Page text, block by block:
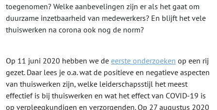
toegenomen? Welke aanbevelingen zijn er als het gaat om
duurzame inzetbaarheid van medewerkers? En blijft het vele
thuiswerken na corona ook nog de norm?
Op 11 juni 2020 hebben we de eerste onderzoeken op een rij
gezet. Daar lees je o.a. wat de positieve en negatieve aspecten
van thuiswerken zijn, welke leiderschapsstijl het meest
effectief is bij thuiswerken en wat het effect van COVID-19 is
op verpleegkundigen en verzorgenden. Op 27 augustus 2020